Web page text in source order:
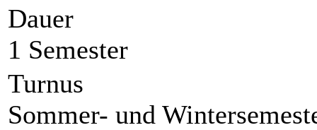
Dauer
1 Semester
Turnus
Sommer- und